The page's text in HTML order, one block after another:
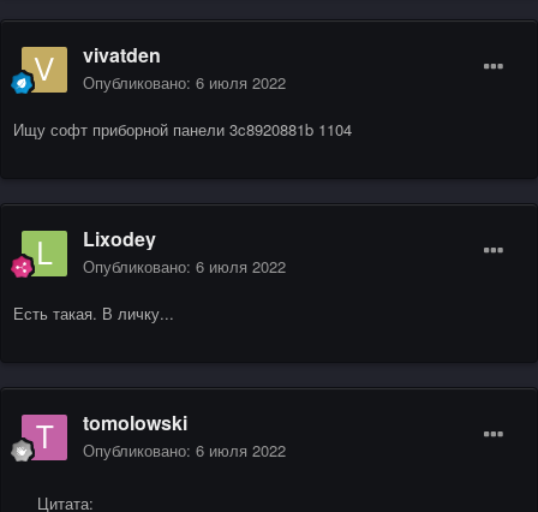
vivatden
Опубликовано: 6 июля 2022
Ищу софт приборной панели 3c8920881b 1104
Lixodey
Опубликовано: 6 июля 2022
Есть такая. В личку...
tomolowski
Опубликовано: 6 июля 2022
Цитата: